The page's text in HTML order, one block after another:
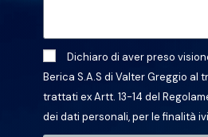
Dichiaro di aver preso
Berica S.A.S di Valter Greggio
trattati ex Artt. 13-14 del
dei dati personali, per le finalità